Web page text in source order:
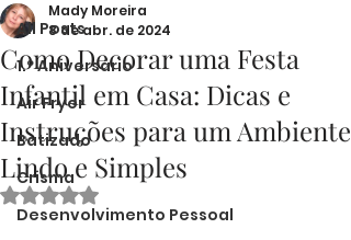
All Posts
1.º Aniversário
Air Fryer
Batizado
Crisma
Desenvolvimento Pessoal
Como Decorar uma Festa
Infantil em Casa: Dicas e
Instruções para um Ambiente
Lindo e Simples
Mady Moreira
8 de abr. de 2024
Avaliado com NaN de 5 estrelas.